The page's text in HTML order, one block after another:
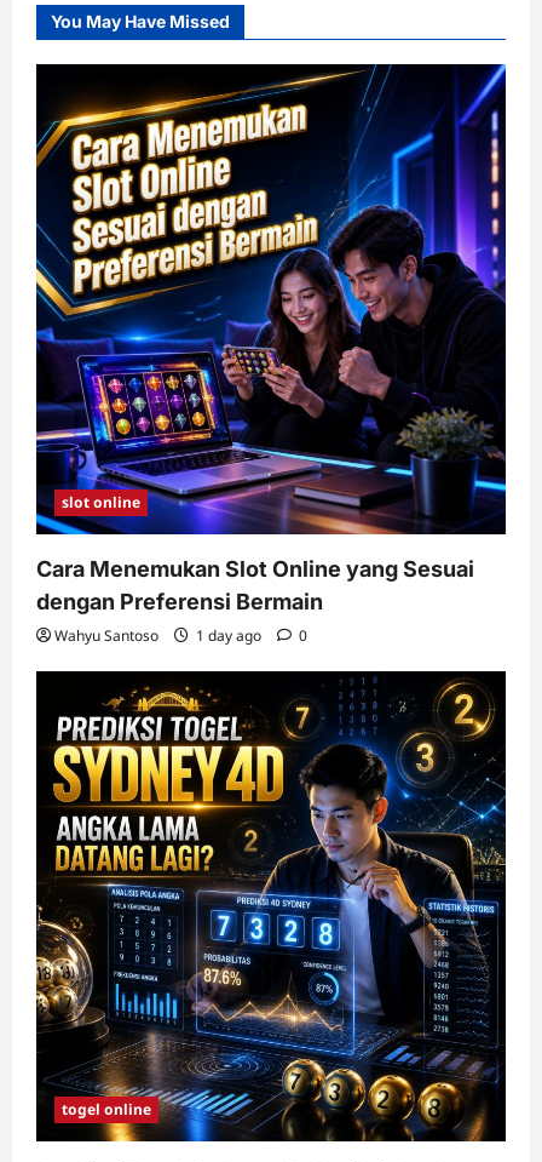
You May Have Missed
slot online
Cara Menemukan Slot Online yang Sesuai
dengan Preferensi Bermain
Wahyu Santoso 1 day ago 0
togel online